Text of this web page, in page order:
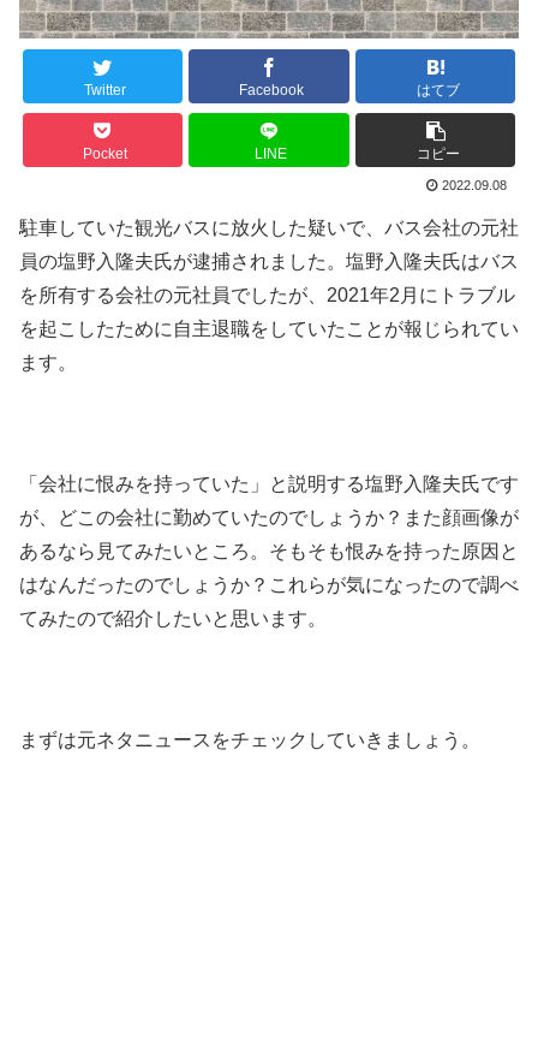
Twitter Facebook はてブ
Pocket LINE コピー
2022.09.08
駐車していた観光バスに放火した疑いで、バス会社の元社
員の塩野入隆夫氏が逮捕されました。塩野入隆夫氏はバス
を所有する会社の元社員でしたが、2021年2月にトラブル
を起こしたために自主退職をしていたことが報じられてい
ます。
「会社に恨みを持っていた」と説明する塩野入隆夫氏です
が、どこの会社に勤めていたのでしょうか？また顔画像が
あるなら見てみたいところ。そもそも恨みを持った原因と
はなんだったのでしょうか？これらが気になったので調べ
てみたので紹介したいと思います。
まずは元ネタニュースをチェックしていきましょう。